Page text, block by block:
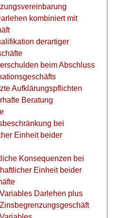
kombiniert mit
derartiger
beim Abschluss
Aufklärungspflichten
Beratung
bei
Einheit beider
Konsequenzen bei
Einheit beider
Variables Darlehen plus
Zinsbegrenzungsgeschäft